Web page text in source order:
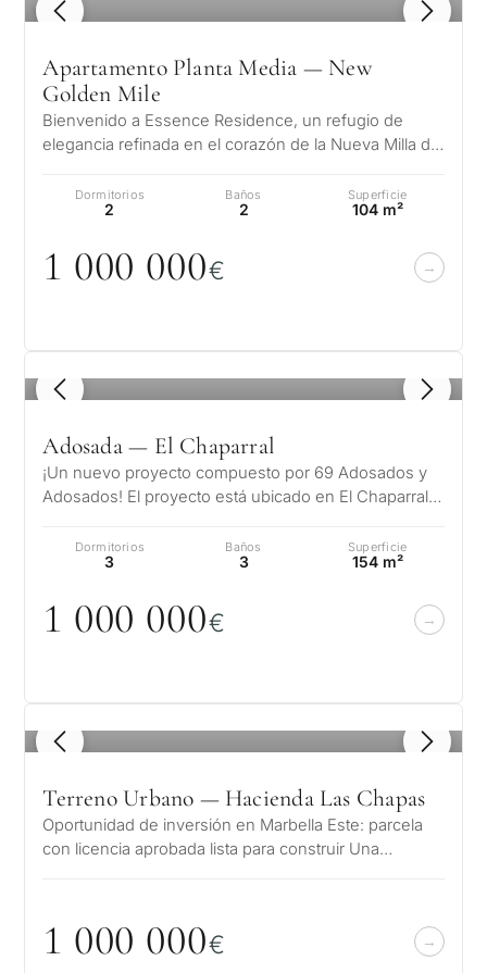
1 / 8
Apartamento Planta Media — New
Golden Mile
Bienvenido a Essence Residence, un refugio de
elegancia refinada en el corazón de la Nueva Milla de
Dormitorios
2
Baños
2
Superficie
104 m²
1 000 000€
1 / 8
Adosada — El Chaparral
¡Un nuevo proyecto compuesto por 69 Adosados ​​y
Adosados! El proyecto está ubicado en El Chaparral,
Dormitorios
3
Baños
3
Superficie
154 m²
1 000 000€
1 / 8
Terreno Urbano — Hacienda Las Chapas
Oportunidad de inversión en Marbella Este: parcela
con licencia aprobada lista para construir Una
1 000 000€